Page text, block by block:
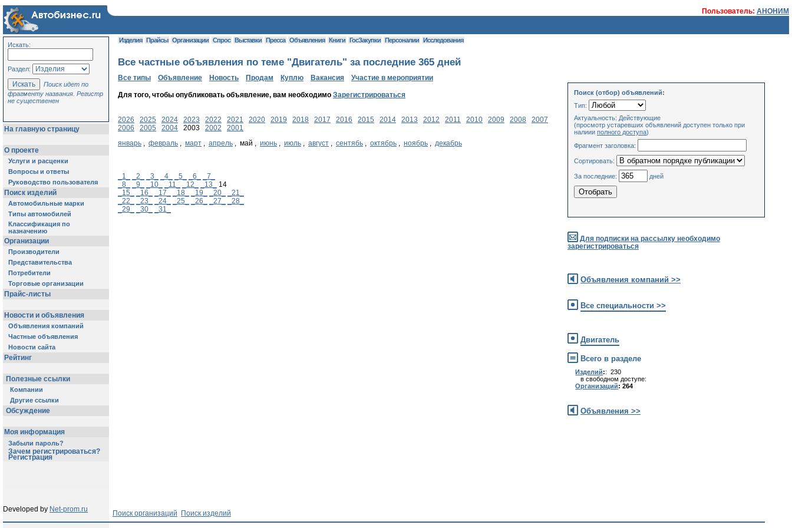
Пользователь: АНОНИМ
Искать:
Раздел:
Поиск идет по
фрагменту названия. Регистр
не существенен
На главную страницу
О проекте
Услуги и расценки
Вопросы и ответы
Руководство пользователя
Поиск изделий
Автомобильные марки
Типы автомобилей
Классификация по
назначению
Организации
Производители
Представительства
Потребители
Торговые организации
Прайс-листы
Новости и объявления
Объявления компаний
Частные объявления
Новости сайта
Рейтинг
Полезные ссылки
Компании
Другие ссылки
Обсуждение
Моя информация
Забыли пароль?
Зачем регистрироваться?
Регистрация
Изделия Прайсы Организации Спрос Выставки Пресса Объявления Книги ГосЗакупки Персоналии Исследования
Все частные объявления по теме "Двигатель" за последние 365 дней
Все типы Объявление Новость Продам Куплю Вакансия Участие в мероприятии
Для того, чтобы опубликовать объявление, вам необходимо Зарегистрироваться
2026 2025 2024 2023 2022 2021 2020 2019 2018 2017 2016 2015 2014 2013 2012 2011 2010 2009 2008
2007
2006
2005 2004 2003 2002
2001
январь , февраль , март , апрель , май , июнь , июль , август , сентябь , октябрь , ноябрь , декабрь
_1_ _2_ _3_ _4_ _5_ _6_
_7_
_8_
_9_ _10_ _11_ _12_ _13_
14
_15_
_16_ _17_ _18_ _19_ _20_
_21_
_22_
_23_ _24_ _25_ _26_ _27_
_28_
_29_
_30_ _31_
Поиск (отбор) объявлений:
Тип:
Актуальность: Действующие
(просмотр устаревших объявлений доступен только при
налиии полного доступа)
Фрагмент заголовка:
Сортировать:
За последние: дней
Для подписки на рассылку необходимо
зарегистрироваться
Объявления компаний >>
Все специальности >>
Двигатель
Всего в разделе
Изделий:: 230
в свободном доступе:
Организаций: 264
Объявления >>
Developed by Net-prom.ru Поиск организаций Поиск изделий